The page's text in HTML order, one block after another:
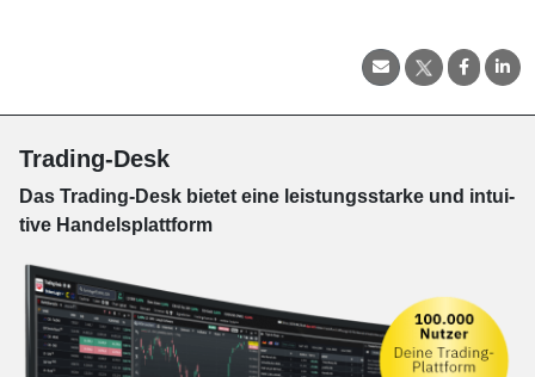
Trading-Desk
Das Trading-Desk bie­tet eine leis­tungs­star­ke und in­tui­
tive Han­dels­platt­form